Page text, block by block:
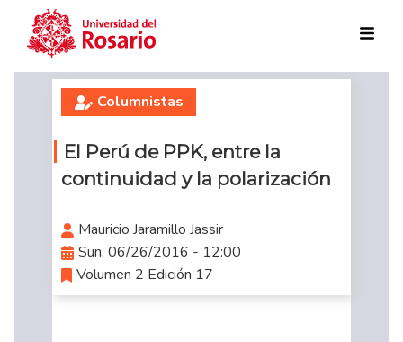
Skip to main content
Columnistas
El Perú de PPK, entre la
continuidad y la polarización
Mauricio Jaramillo Jassir
Sun, 06/26/2016 - 12:00
Volumen 2 Edición 17